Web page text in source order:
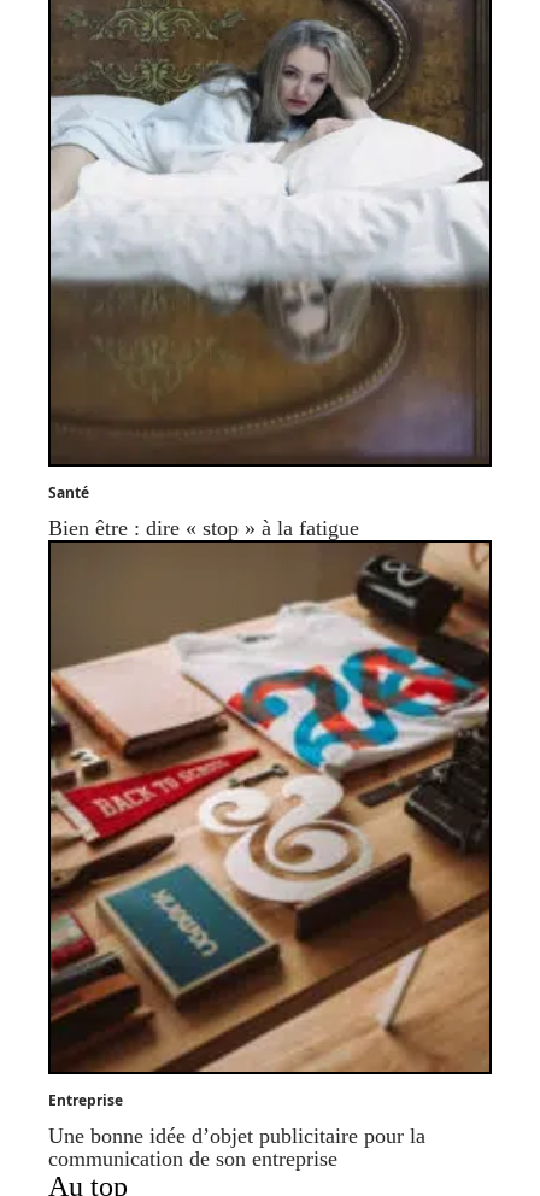
Santé
Bien être : dire « stop » à la fatigue
Entreprise
Une bonne idée d’objet publicitaire pour la
communication de son entreprise
Au top